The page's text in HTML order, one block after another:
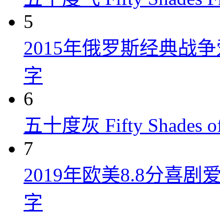
5
2015年俄罗斯经典战
字
6
五十度灰 Fifty Shades
7
2019年欧美8.8分喜剧
字